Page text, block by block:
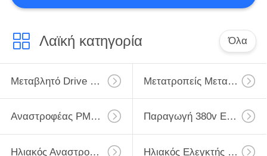
Λαϊκή κατηγορία Όλα
Μεταβλητό Drive Συχνότητας VFD Μετατροπείς Μεταβλητής Συχνότητας
Αναστροφέας PMSM Παραγωγή 380v Εισαγωγής 220v Αναστροφέων
Ηλιακός Αναστροφέας Αντλιών Ενιαίας Φάσης Ηλιακός Ελεγκτής Υδραντλιών